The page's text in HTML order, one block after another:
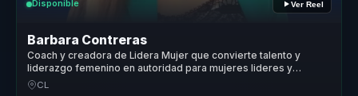
Disponible Ver Reel
Barbara Contreras
Coach y creadora de Lidera Mujer que convierte talento y
liderazgo femenino en autoridad para mujeres lideres y
equipos.
CL